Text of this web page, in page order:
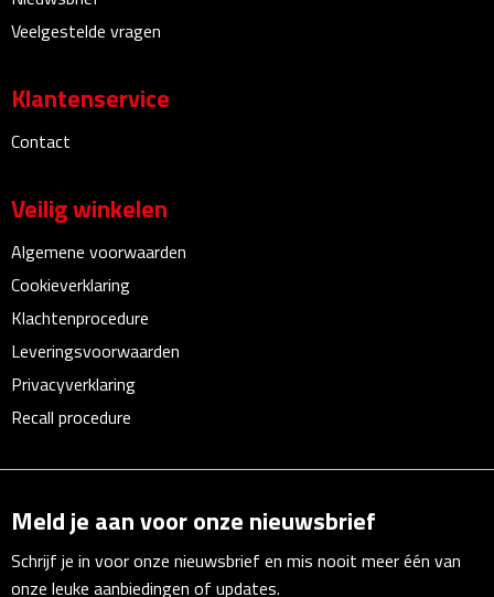
Briefopeners
Muismatten
Pennen etui's
Pennenhouders
Puntenslijpers
Documentmappen
Veelgestelde vragen
Klantenservice
Contact
Veilig winkelen
Algemene voorwaarden
Cookieverklaring
Klachtenprocedure
Leveringsvoorwaarden
Privacyverklaring
Recall procedure
Meld je aan voor onze nieuwsbrief
Schrijf je in voor onze nieuwsbrief en mis nooit meer één van
onze leuke aanbiedingen of updates.